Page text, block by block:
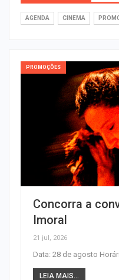
AGENDA CINEMA
PROMOÇÕES
Concorra a
Imoral
21 jul, 2026
Data: 28 de agosto
LEIA MAIS...